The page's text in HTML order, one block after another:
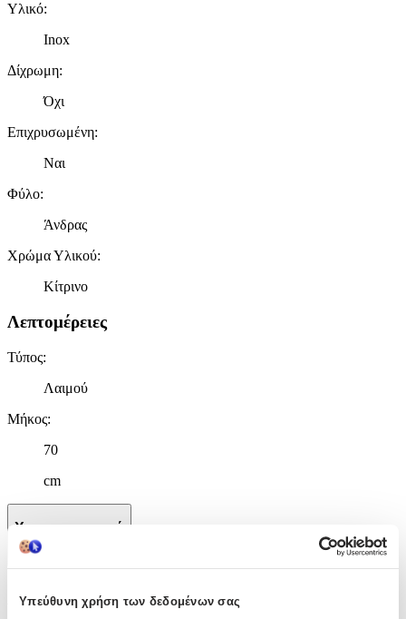
Υπεύθυνη χρήση των δεδομένων σας
Υλικό:
Inox
Δίχρωμη:
Όχι
Επιχρυσωμένη:
Ναι
Φύλο:
Άνδρας
Χρώμα Υλικού:
Κίτρινο
Λεπτομέρειες
Τύπος:
Λαιμού
Μήκος:
70
cm
Χαρακτηριστικά
Χαρακτηριστικά